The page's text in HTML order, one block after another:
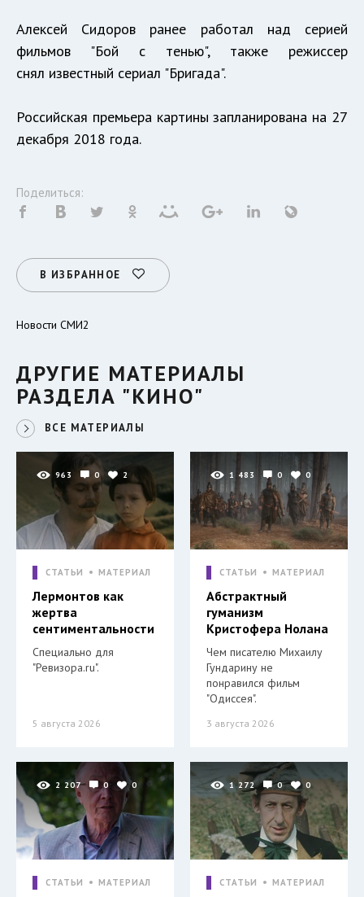
Алексей Сидоров ранее работал над серией
фильмов "Бой с тенью", также режиссер
снял известный сериал "Бригада".
Российская премьера картины запланирована на 27
декабря 2018 года.
Поделиться:
В ИЗБРАННОЕ
Новости СМИ2
ДРУГИЕ МАТЕРИАЛЫ
РАЗДЕЛА "КИНО"
ВСЕ МАТЕРИАЛЫ
963 0 2
СТАТЬИ МАТЕРИАЛ
Лермонтов как
жертва
сентиментальности
Специально для
"Ревизора.ru".
5 августа 2026
1 483 0 0
СТАТЬИ МАТЕРИАЛ
Абстрактный
гуманизм
Кристофера Нолана
Чем писателю Михаилу
Гундарину не
понравился фильм
"Одиссея".
3 августа 2026
2 207 0 0
СТАТЬИ МАТЕРИАЛ
1 272 0 0
СТАТЬИ МАТЕРИАЛ